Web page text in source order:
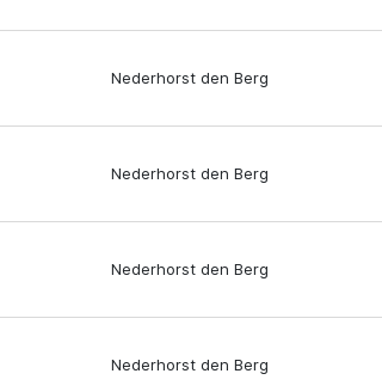
Nederhorst den Berg
Nederhorst den Berg
Nederhorst den Berg
Nederhorst den Berg